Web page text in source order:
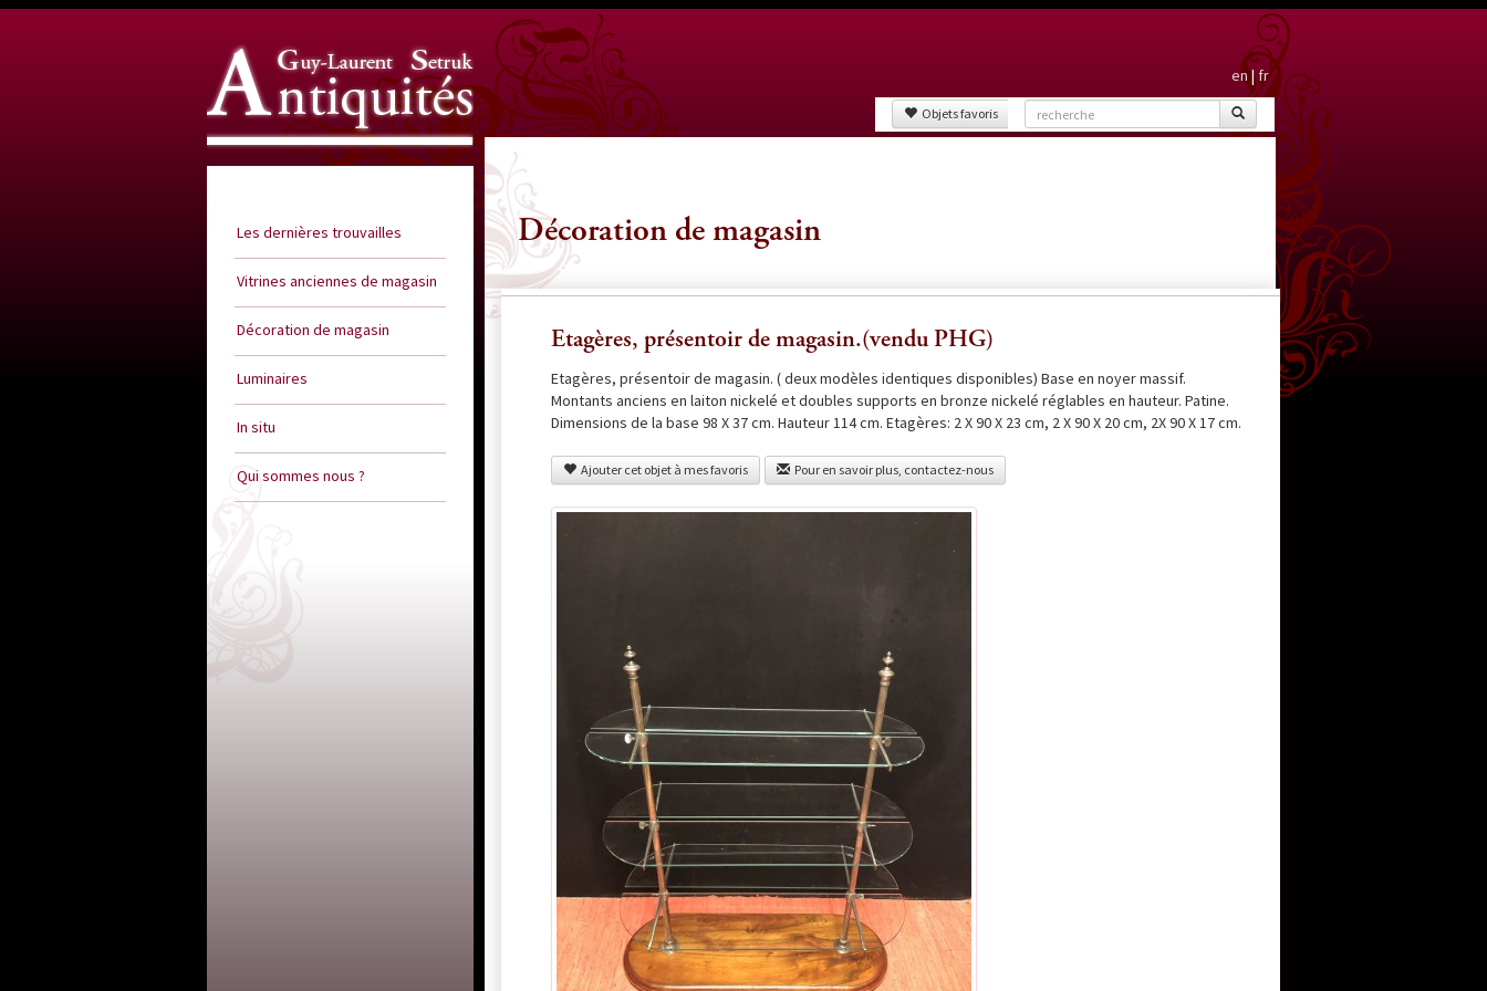
Les dernières trouvailles
Vitrines anciennes de magasin
Décoration de magasin
Luminaires
In situ
Qui sommes nous ?
en|fr
Objets favoris
Décoration de magasin
Etagères, présentoir de magasin.(vendu PHG)
Etagères, présentoir de magasin. ( deux modèles identiques disponibles) Base en noyer massif.
Montants anciens en laiton nickelé et doubles supports en bronze nickelé réglables en hauteur. Patine.
Dimensions de la base 98 X 37 cm. Hauteur 114 cm. Etagères: 2 X 90 X 23 cm, 2 X 90 X 20 cm, 2X 90 X 17 cm.
Ajouter cet objet à mes favoris Pour en savoir plus, contactez-nous